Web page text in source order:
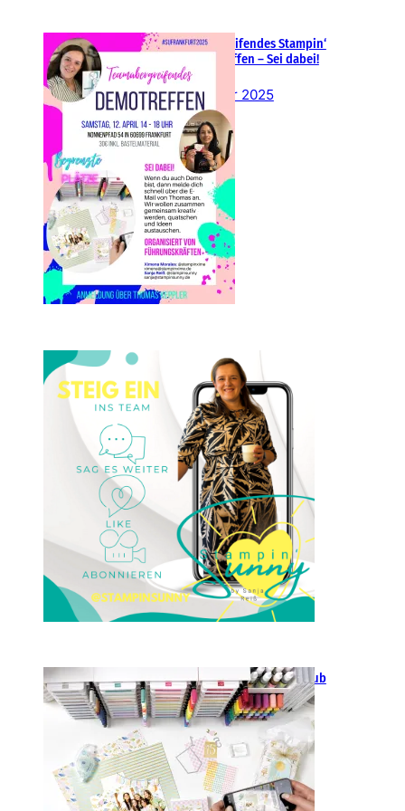
Teamübergreifendes Stampin‘
Up! Demotreffen – Sei dabei!
26. Februar 2025
Einsteigen 2025 im Team
Stampin‘ Sunny
23. Januar 2025
GANZ NEU: Scrapbooking Club
2025
21. Januar 2025